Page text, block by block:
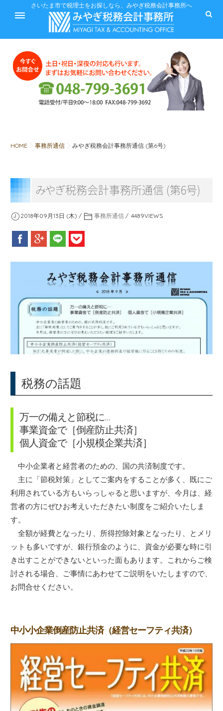
さいたま市で税理士をお探しなら、みやぎ税務会計事務所へ
ホーム
サービス
税に関するQ&A
みやぎ税務会計事務所
HOME 事務所通信 みやぎ税務会計事務所通信 (第6号)
みやぎ税務会計事務所通信 (第6号)
2018年09月13日 (木) 事務所通信 4489VIEWS
税務の話題
万一の備えと節税に…
事業資金で［倒産防止共済］
個人資金で［小規模企業共済］
中小企業者と経営者のための、国の共済制度です。
主に「節税対策」としてご案内をすることが多く、既にご
利用されている方もいらっしゃると思いますが、今月は、経
営者の方にぜひお考えいただきたい制度をご紹介いたしま
す。
全額が経費となったり、所得控除対象となったり、とメリ
ットも多いですが、銀行預金のように、資金が必要な時に引
き出すことができないといった面もあります。これからご検
討される場合、ご事情にあわせてご説明をいたしますので、
お問合せください。
中小小企業倒産防止共済（経営セーフティ共済）